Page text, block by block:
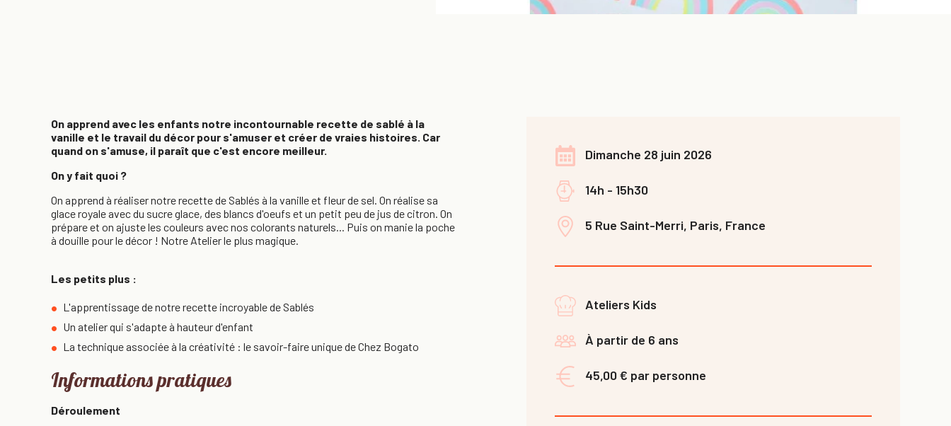
On apprend avec les enfants notre incontournable recette de sablé à la
vanille et le travail du décor pour s'amuser et créer de vraies histoires. Car
quand on s'amuse, il paraît que c'est encore meilleur.
On y fait quoi ?
On apprend à réaliser notre recette de Sablés à la vanille et fleur de sel. On réalise sa
glace royale avec du sucre glace, des blancs d'oeufs et un petit peu de jus de citron. On
prépare et on ajuste les couleurs avec nos colorants naturels... Puis on manie la poche
à douille pour le décor ! Notre Atelier le plus magique.
Les petits plus :
L'apprentissage de notre recette incroyable de Sablés
Un atelier qui s'adapte à hauteur d'enfant
La technique associée à la créativité : le savoir-faire unique de Chez Bogato
Informations pratiques
Déroulement
Dimanche 28 juin 2026
14h - 15h30
5 Rue Saint-Merri, Paris, France
Ateliers Kids
À partir de 6 ans
45,00 € par personne